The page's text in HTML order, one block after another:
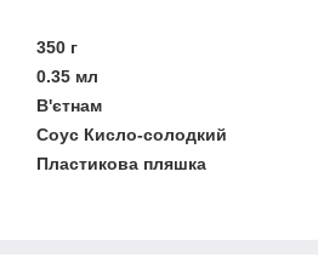
350 г
0.35 мл
В'єтнам
Соус Кисло-солодкий
Пластикова пляшка